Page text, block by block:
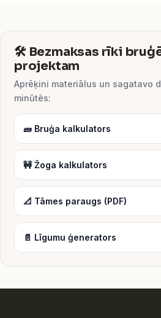
🛠️ Bezmaksas rīki
projektam
Aprēķini materiālus un sagatavo
minūtēs:
🧱 Bruģa kalkulators
🚧 Žoga kalkulators
📐 Tāmes paraugs (PDF)
📄 Līgumu ģenerators